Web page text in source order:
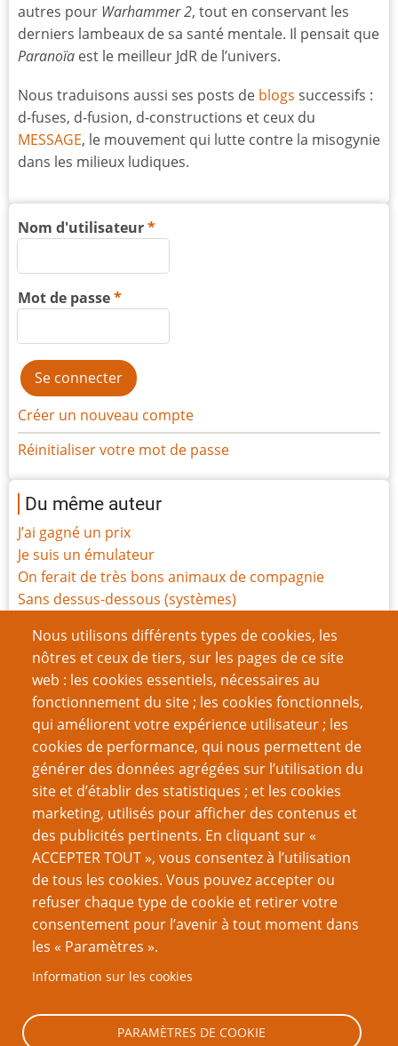
Nous utilisons différents types de cookies, les
nôtres et ceux de tiers, sur les pages de ce site
web : les cookies essentiels, nécessaires au
fonctionnement du site ; les cookies fonctionnels,
qui améliorent votre expérience utilisateur ; les
cookies de performance, qui nous permettent de
générer des données agrégées sur l’utilisation du
site et d’établir des statistiques ; et les cookies
marketing, utilisés pour afficher des contenus et
des publicités pertinents. En cliquant sur «
ACCEPTER TOUT », vous consentez à l’utilisation
de tous les cookies. Vous pouvez accepter ou
refuser chaque type de cookie et retirer votre
consentement pour l’avenir à tout moment dans
les « Paramètres ».
Information sur les cookies
PARAMÈTRES DE COOKIE
autres pour Warhammer 2, tout en conservant les
derniers lambeaux de sa santé mentale. Il pensait que
Paranoïa est le meilleur JdR de l’univers.
Nous traduisons aussi ses posts de blogs successifs :
d-fuses, d-fusion, d-constructions et ceux du
MESSAGE, le mouvement qui lutte contre la misogynie
dans les milieux ludiques.
Nom d'utilisateur
Mot de passe
Créer un nouveau compte
Réinitialiser votre mot de passe
Du même auteur
J’ai gagné un prix
Je suis un émulateur
On ferait de très bons animaux de compagnie
Sans dessus-dessous (systèmes)
Rapport de mission
Ode aux Indés
Les jeux en une page sont-ils sans valeur ?
La Carte-X ne vous sauvera pas de tout
Défi du gamer : un jeu par saison
Pagination 1
Page
suivante
››
VOUS AIMEREZ AUSSI
J’ai gagné un prix
L’impression d'être un blaireau
Steve Darlington, rôliste fondateur
Lettre ouverte d’un rôliste privilégié à d’autres rôlistes
Vos gueules, les relous !